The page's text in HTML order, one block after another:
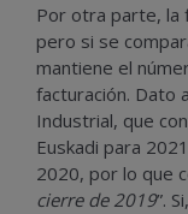
Por otra parte, la
pero si se
mantiene el
facturación. Dato
Industrial, que
Euskadi para
2020, por lo que
cierre de 2019”.